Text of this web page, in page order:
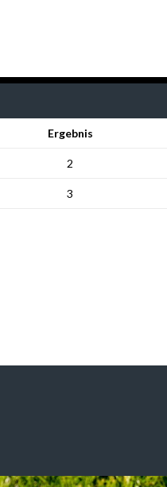
Ergebnis
2
3